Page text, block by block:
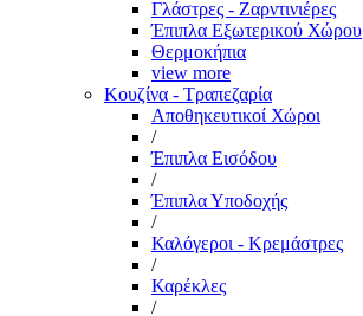
Γλάστρες - Ζαρντινιέρες
Έπιπλα Εξωτερικού Χώρου
Θερμοκήπια
view more
Κουζίνα - Τραπεζαρία
Αποθηκευτικοί Χώροι
/
Έπιπλα Εισόδου
/
Έπιπλα Υποδοχής
/
Καλόγεροι - Κρεμάστρες
/
Καρέκλες
/